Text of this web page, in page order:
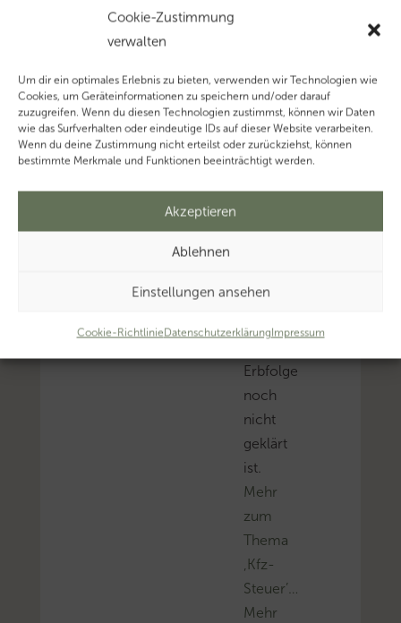
Cookie-Zustimmung
verwalten
Um dir ein optimales Erlebnis zu bieten, verwenden wir Technologien wie
Cookies, um Geräteinformationen zu speichern und/oder darauf
zuzugreifen. Wenn du diesen Technologien zustimmst, können wir Daten
wie das Surfverhalten oder eindeutige IDs auf dieser Website verarbeiten.
Wenn du deine Zustimmung nicht erteilst oder zurückziehst, können
bestimmte Merkmale und Funktionen beeinträchtigt werden.
Akzeptieren
Ablehnen
Einstellungen ansehen
Cookie-RichtlinieDatenschutzerklärungImpressum
der
Erblasserin
entstandene
Kfz-
darf,
Erbfolge
noch
nicht
geklärt
ist.
Mehr
zum
Thema
‚Kfz-
Steuer’…
Mehr